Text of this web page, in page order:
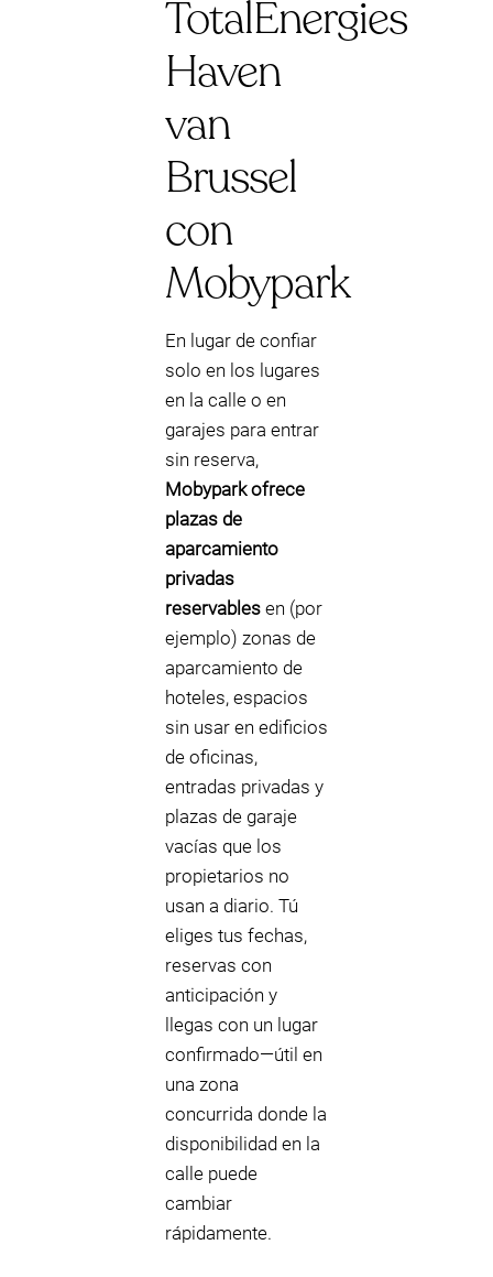
TotalEnergies
Haven
van
Brussel
con
Mobypark
En lugar de confiar
solo en los lugares
en la calle o en
garajes para entrar
sin reserva,
Mobypark ofrece
plazas de
aparcamiento
privadas
reservables en (por
ejemplo) zonas de
aparcamiento de
hoteles, espacios
sin usar en edificios
de oficinas,
entradas privadas y
plazas de garaje
vacías que los
propietarios no
usan a diario. Tú
eliges tus fechas,
reservas con
anticipación y
llegas con un lugar
confirmado—útil en
una zona
concurrida donde la
disponibilidad en la
calle puede
cambiar
rápidamente.